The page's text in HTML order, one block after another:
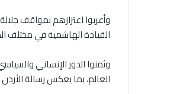
وأعربوا اعتزازهم بمواقف
القيادة الهاشمية في مختلف
وثمنوا الدور الإنساني
العالم، بما يعكس رسالة